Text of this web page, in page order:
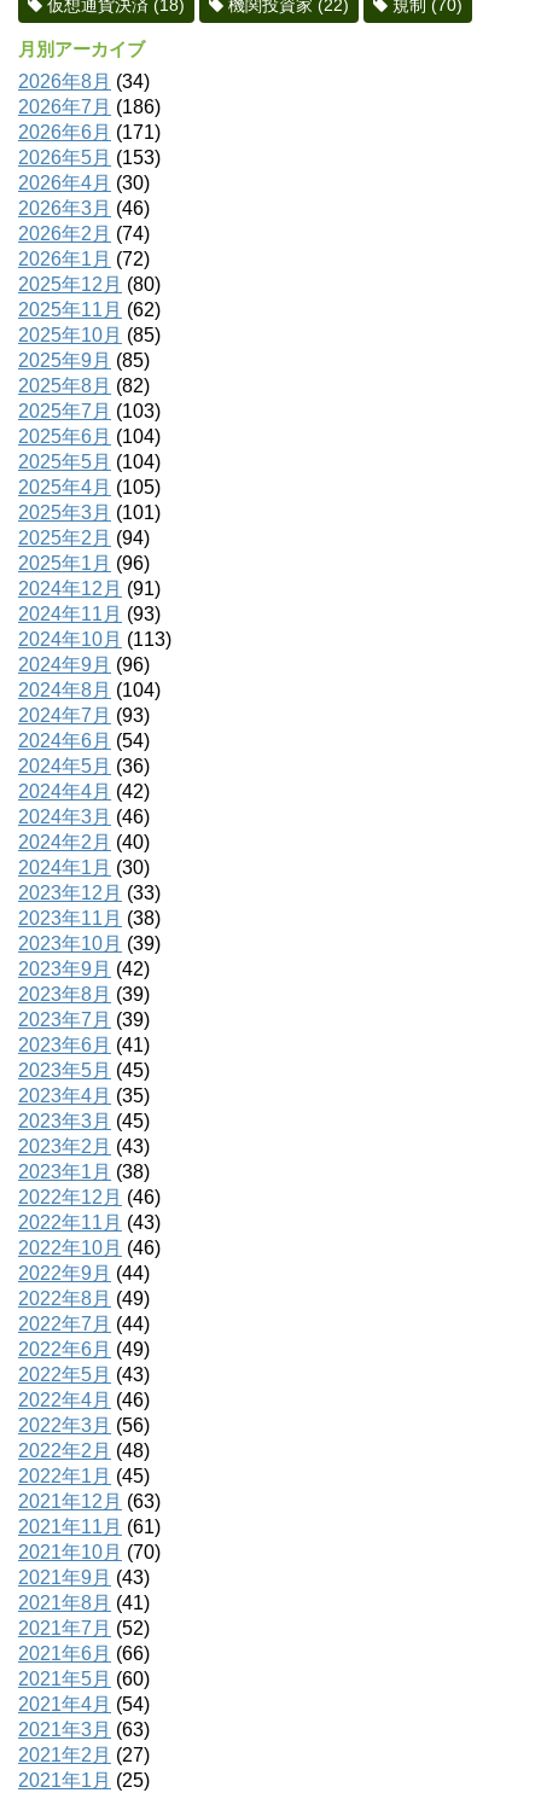
仮想通貨決済 (18) 機関投資家 (22) 規制 (70)
月別アーカイブ
2026年8月 (34)
2026年7月 (186)
2026年6月 (171)
2026年5月 (153)
2026年4月 (30)
2026年3月 (46)
2026年2月 (74)
2026年1月 (72)
2025年12月 (80)
2025年11月 (62)
2025年10月 (85)
2025年9月 (85)
2025年8月 (82)
2025年7月 (103)
2025年6月 (104)
2025年5月 (104)
2025年4月 (105)
2025年3月 (101)
2025年2月 (94)
2025年1月 (96)
2024年12月 (91)
2024年11月 (93)
2024年10月 (113)
2024年9月 (96)
2024年8月 (104)
2024年7月 (93)
2024年6月 (54)
2024年5月 (36)
2024年4月 (42)
2024年3月 (46)
2024年2月 (40)
2024年1月 (30)
2023年12月 (33)
2023年11月 (38)
2023年10月 (39)
2023年9月 (42)
2023年8月 (39)
2023年7月 (39)
2023年6月 (41)
2023年5月 (45)
2023年4月 (35)
2023年3月 (45)
2023年2月 (43)
2023年1月 (38)
2022年12月 (46)
2022年11月 (43)
2022年10月 (46)
2022年9月 (44)
2022年8月 (49)
2022年7月 (44)
2022年6月 (49)
2022年5月 (43)
2022年4月 (46)
2022年3月 (56)
2022年2月 (48)
2022年1月 (45)
2021年12月 (63)
2021年11月 (61)
2021年10月 (70)
2021年9月 (43)
2021年8月 (41)
2021年7月 (52)
2021年6月 (66)
2021年5月 (60)
2021年4月 (54)
2021年3月 (63)
2021年2月 (27)
2021年1月 (25)